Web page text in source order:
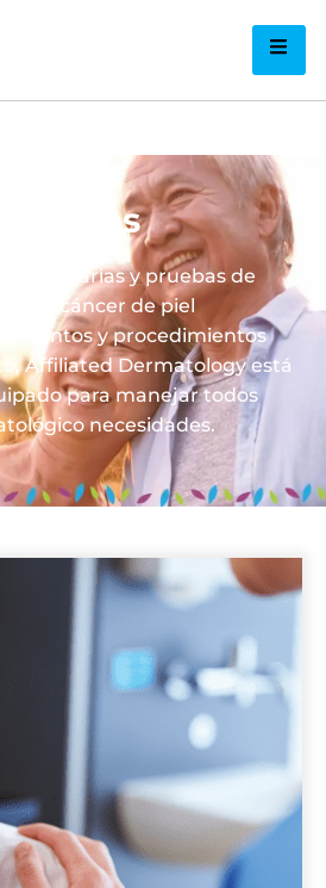
Servicios
rutinarias y pruebas de
del cáncer de piel
y procedimientos
Affiliated Dermatology está
para manejar todos
necesidades.